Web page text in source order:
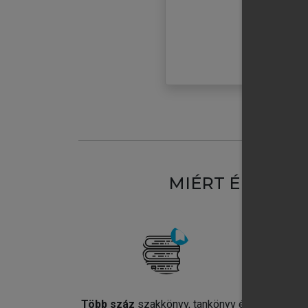
MIÉRT
Több száz szakkönyv, tankönyv és